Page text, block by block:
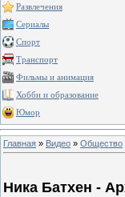
Развлечения
Сериалы
Спорт
Транспорт
Фильмы и анимация
Хобби и образование
Юмор
Главная » Видео » Общество
Ника Батхен -